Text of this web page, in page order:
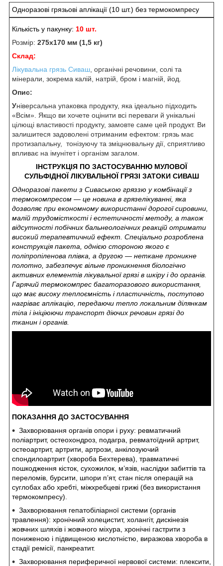
Одноразові грязьові аплікації (10 шт.) без термокомпресу
Кількість у пакунку: 10 шт.
Розмір: 275х170 мм (1,5 кг)
Склад:
Лікувальна грязь Сиваш , органічні речовини, солі та
мінерали, зокрема калій, натрій, бром і магній, йод.
Опис:
Універсальна упаковка продукту, яка ідеально підходить
«Всім». Якщо ви хочете оцінити всі переваги й унікальні
цілющі властивості продукту, замовте саме цей продукт. Ви
залишитеся задоволені отриманим ефектом: грязь має
протизапальну, тонізуючу та зміцнювальну дії, сприятливо
впливає на імунітет і організм загалом.
ІНСТРУКЦІЯ ПО ЗАСТОСУВАННЮ МУЛОВОЇ
СУЛЬФІДНОЇ ЛІКУВАЛЬНОЇ ГРЯЗІ ЗАТОКИ СИВАШ
Одноразові пакети з Сиваською гряззю у комбінації з
термокомпресом — це новина в грязелікуванні, яка
дозволяє при економному використанні дорогої сировини,
малій трудомісткості і естетичності методу, а також
відсутності побічних бальнеологічних реакцій отримати
високий терапевтичний ефект. Спеціально розроблена
конструкція пакета, однією стороною якого є
поліпропіленова плівка, а другою — неткане проникне
полотно, забезпечує вільне проникнення біологічно
активних елементів лікувальної грязі в шкіру і до органів.
Гарячий термокомпрес багаторазового використання,
що має високу теплоємність і пластичність, поступово
нагріває аплікацію, передаючи тепло локальним ділянкам
тіла і ініціюючи транспорт діючих речовин грязі до
тканин і органів.
ПОКАЗАННЯ ДО ЗАСТОСУВАННЯ
Захворювання органів опори і руху: ревматичний
поліартрит, остеохондроз, подагра, ревматоїдний артрит,
остеоартрит, артрити, артрози, анкілозуючий
спондилоартрит (хвороба Бехтерева), травматичні
пошкодження кісток, сухожилок, м’язів, наслідки забиттів та
переломів, бурсити, шпори п’ят, стан після операцій на
суглобах або хребті, міжхребцеві грижі (без використання
термокомпресу).
Захворювання гепатобіліарної системи (органів
травлення): хронічний холецистит, холангіт, дискінезія
жовчних шляхів і жовчного міхура, хронічні гастрити з
пониженою і підвищеною кислотністю, виразкова хвороба в
стадії ремісії, панкреатит.
Захворювання периферичної нервової системи: плексити,